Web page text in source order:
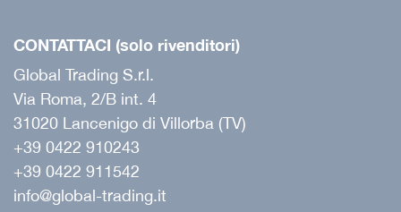
CONTATTACI (solo rivenditori)
Global Trading S.r.l.
Via Roma, 2/B int. 4
31020 Lancenigo di Villorba (TV)
+39 0422 910243
+39 0422 911542
info@global-trading.it